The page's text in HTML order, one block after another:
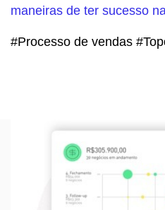
maneiras de ter sucesso
#Processo de vendas